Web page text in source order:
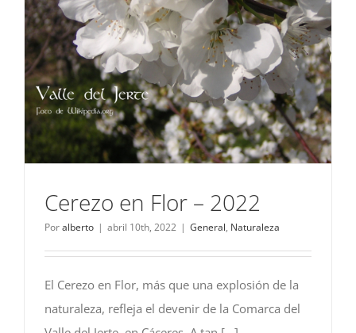
Cerezo en Flor – 2022
Poralberto | abril 10th, 2022 | General, Naturaleza
El Cerezo en Flor, más que una explosión de la
naturaleza, refleja el devenir de la Comarca del